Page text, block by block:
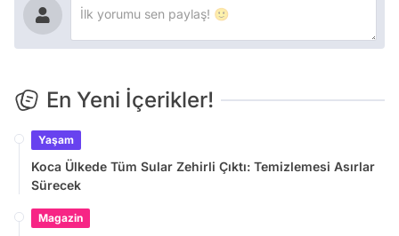
En Yeni İçerikler!
Yaşam
Koca Ülkede Tüm Sular Zehirli Çıktı: Temizlemesi Asırlar
Sürecek
Magazin